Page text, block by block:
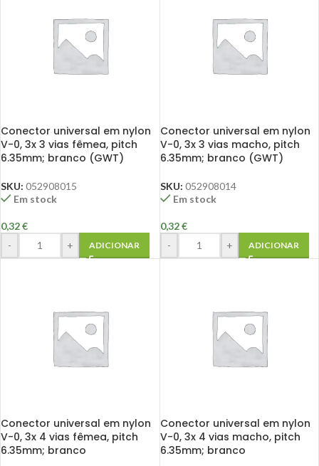
Conector universal em nylon
V-0, 3x 3 vias fêmea, pitch
6.35mm; branco (GWT)
SKU: 052908015
Em stock
0,32€
-
+ ADICIONAR
Conector universal em nylon
V-0, 3x 3 vias macho, pitch
6.35mm; branco (GWT)
SKU: 052908014
Em stock
0,32€
-
+ ADICIONAR
Conector universal em nylon
V-0, 3x 4 vias fêmea, pitch
6.35mm; branco
Conector universal em nylon
V-0, 3x 4 vias macho, pitch
6.35mm; branco